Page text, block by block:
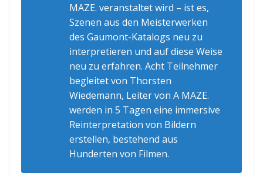
MAZE. veranstaltet wird – ist es,
Szenen aus den Meisterwerken
des Gaumont-Katalogs neu zu
interpretieren und auf diese Weise
neu zu erfahren. Acht Teilnehmer
begleitet von Thorsten
Wiedemann, Leiter von A MAZE.
werden in 5 Tagen eine immersive
Reinterpretation von Bildern
erstellen, bestehend aus
Hunderten von Filmen.